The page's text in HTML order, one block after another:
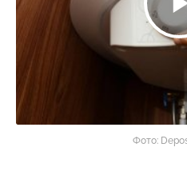
Фото: